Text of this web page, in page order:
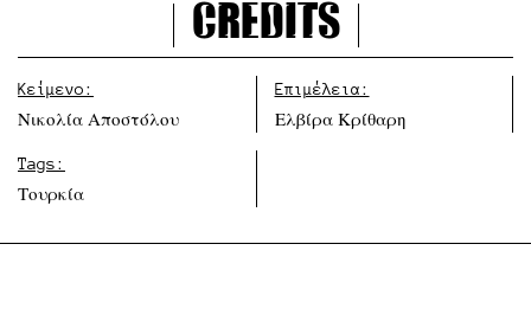
Credits
Κείμενο:
Νικολία Αποστόλου
Επιμέλεια:
Ελβίρα Κρίθαρη
Tags:
Τουρκία